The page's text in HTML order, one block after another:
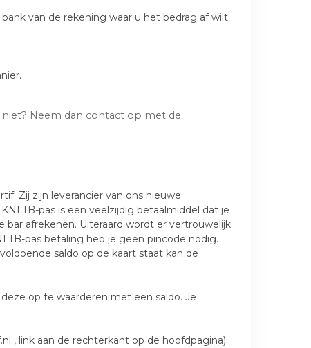
van de rekening waar u het bedrag af wilt
Neem dan contact op met de
Zij zijn leverancier van ons nieuwe
pas is een veelzijdig betaalmiddel dat je
afrekenen. Uiteraard wordt er vertrouwelijk
pas betaling heb je geen pincode nodig.
saldo op de kaart staat kan de
op te waarderen met een saldo. Je
, link aan de rechterkant op de hoofdpagina)